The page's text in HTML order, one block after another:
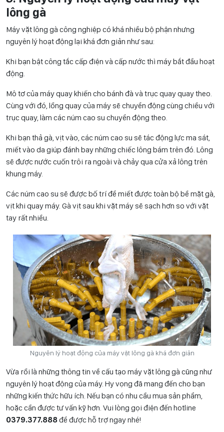
lông gà
Máy vặt lông gà công nghiệp có khá nhiều bộ phận nhưng
nguyên lý hoạt động lại khá đơn giản như sau:
Khi bạn bật công tắc cấp điện và cấp nước thì máy bắt đầu hoạt
động.
Mô tơ của máy quay khiến cho bánh đà và trục quay quay theo.
Cùng với đó, lồng quay của máy sẽ chuyển động cùng chiều với
trục quay, làm các núm cao su chuyển động theo.
Khi bạn thả gà, vịt vào, các núm cao su sẽ tác động lực ma sát,
miết vào da giúp đánh bay những chiếc lông bám trên đó. Lông
sẽ được nước cuốn trôi ra ngoài và chảy qua cửa xả lông trên
khung máy.
Các núm cao su sẽ được bố trí để miết được toàn bộ bề mặt gà,
vịt khi quay máy. Gà vịt sau khi vặt máy sẽ sạch hơn so với vặt
tay rất nhiều.
Nguyên lý hoạt động của máy vặt lông gà khá đơn giản
Vừa rồi là những thông tin về cấu tạo máy vặt lông gà cũng như
nguyên lý hoạt động của máy. Hy vọng đã mang đến cho bạn
những kiến thức hữu ích. Nếu bạn có nhu cầu mua sản phẩm,
hoặc cần được tư vấn kỹ hơn. Vui lòng gọi điện đến hotline
0379.377.888để được hỗ trợ ngay nhé!